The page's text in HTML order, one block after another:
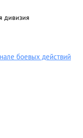
дивизия
боевых действий